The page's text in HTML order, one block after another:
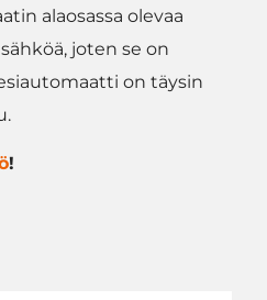
alaosassa olevaa
joten se on
on täysin
!